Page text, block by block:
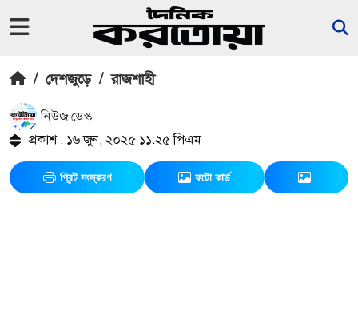
/ দেশজুড়ে / রাজশাহী
নিউজ ডেস্ক
প্রকাশ : ১৬ জুন, ২০২৫ ১১:২৫ পিএম
প্রিন্ট সংস্করণ ফটো কার্ড